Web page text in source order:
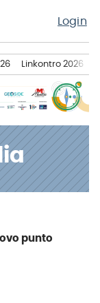
Login
Linkontro 2026
punto